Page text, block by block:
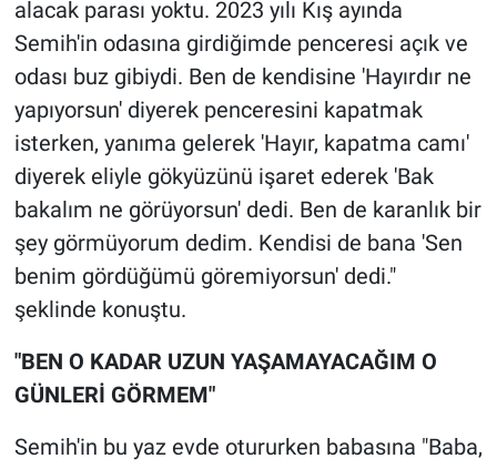
alacak parası yoktu. 2023 yılı Kış ayında
Semih'in odasına girdiğimde penceresi açık ve
odası buz gibiydi. Ben de kendisine 'Hayırdır ne
yapıyorsun' diyerek penceresini kapatmak
isterken, yanıma gelerek 'Hayır, kapatma camı'
diyerek eliyle gökyüzünü işaret ederek 'Bak
bakalım ne görüyorsun' dedi. Ben de karanlık bir
şey görmüyorum dedim. Kendisi de bana 'Sen
benim gördüğümü göremiyorsun' dedi."
şeklinde konuştu.
"BEN O KADAR UZUN YAŞAMAYACAĞIM O
GÜNLERİ GÖRMEM"
Semih'in bu yaz evde otururken babasına "Baba,